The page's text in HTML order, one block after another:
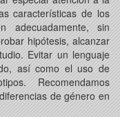
características de los
adecuadamente, sin
hipótesis, alcanzar
Evitar un lenguaje
así como el uso de
Recomendamos
de género en